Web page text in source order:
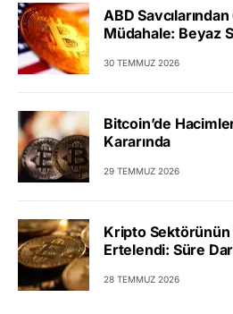
ABD
Müdahale: Beyaz
30 TEMMUZ 2026
Bitcoin’de
Kararında
29 TEMMUZ 2026
Kripto Sektörünün
Ertelendi: Süre
28 TEMMUZ 2026